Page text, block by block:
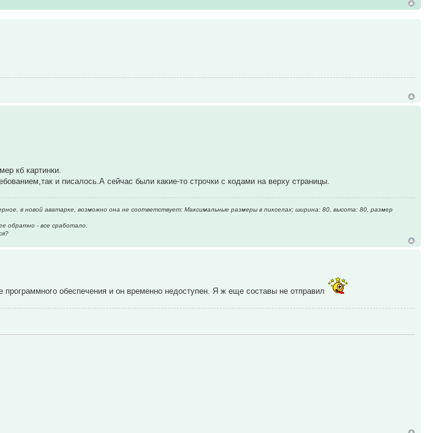
кб картинки.
и писалось.А сейчас были какие-то строчки с кодами на верху страницы.
в новой аватарке, возможно она не соответствует: Максимальные размеры в пикселах; ширина: 80, высота: 80, размер
обратно - все сработало.
обеспечения и он временно недоступен. Я ж еще составы не отправил